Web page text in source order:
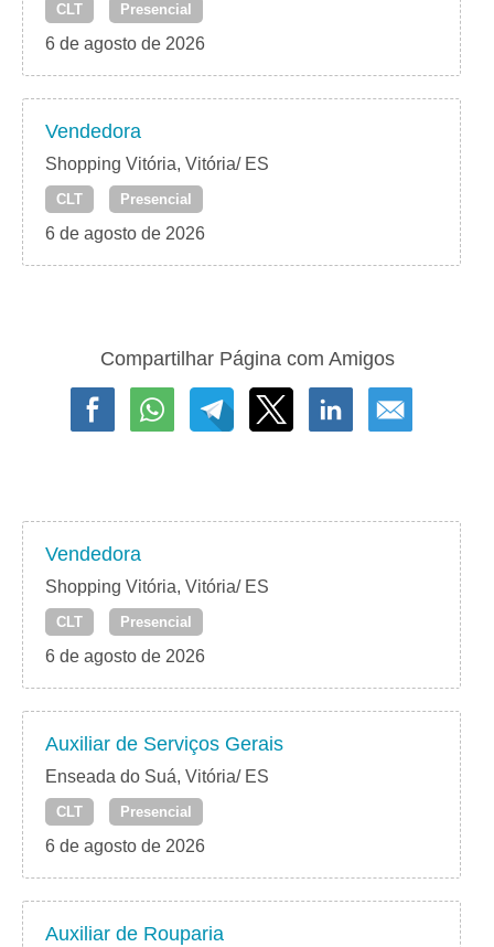
CLT Presencial
6 de agosto de 2026
Vendedora
Shopping Vitória, Vitória/ ES
CLT Presencial
6 de agosto de 2026
Compartilhar Página com Amigos
Vendedora
Shopping Vitória, Vitória/ ES
CLT Presencial
6 de agosto de 2026
Auxiliar de Serviços Gerais
Enseada do Suá, Vitória/ ES
CLT Presencial
6 de agosto de 2026
Auxiliar de Rouparia